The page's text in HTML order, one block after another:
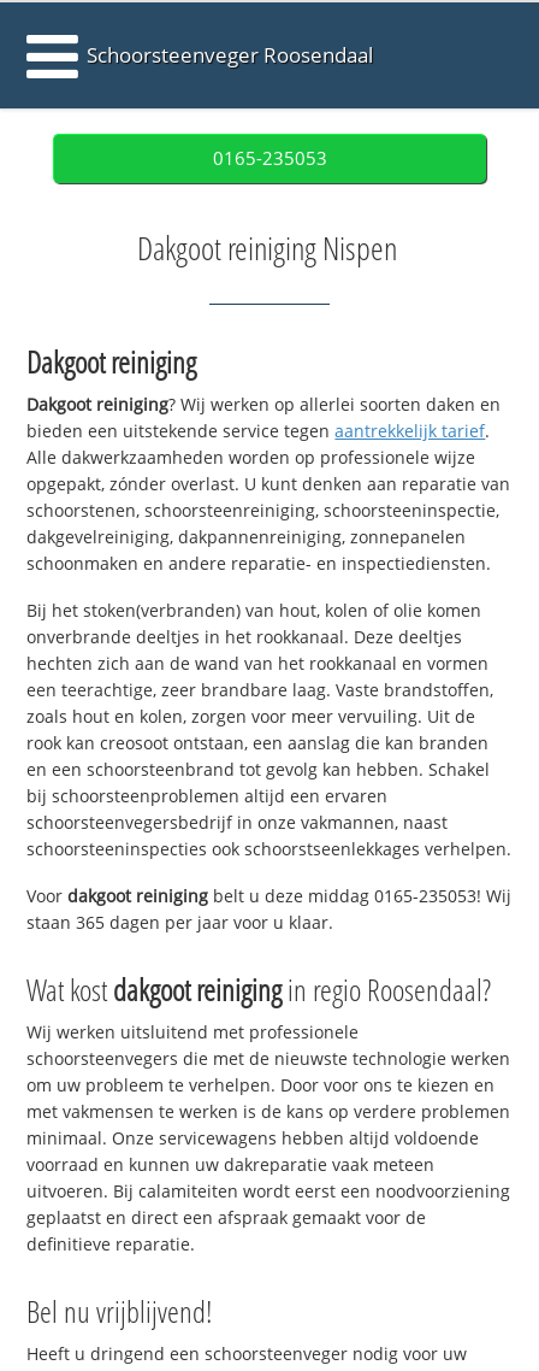
Schoorsteenveger Roosendaal
0165-235053
Dakgoot reiniging Nispen
Dakgoot reiniging
Dakgoot reiniging? Wij werken op allerlei soorten daken en
bieden een uitstekende service tegenaantrekkelijk tarief.
Alle dakwerkzaamheden worden op professionele wijze
opgepakt, zónder overlast. U kunt denken aan reparatie van
schoorstenen, schoorsteenreiniging, schoorsteeninspectie,
dakgevelreiniging, dakpannenreiniging, zonnepanelen
schoonmaken en andere reparatie- en inspectiediensten.
Bij het stoken(verbranden) van hout, kolen of olie komen
onverbrande deeltjes in het rookkanaal. Deze deeltjes
hechten zich aan de wand van het rookkanaal en vormen
een teerachtige, zeer brandbare laag. Vaste brandstoffen,
zoals hout en kolen, zorgen voor meer vervuiling. Uit de
rook kan creosoot ontstaan, een aanslag die kan branden
en een schoorsteenbrand tot gevolg kan hebben. Schakel
bij schoorsteenproblemen altijd een ervaren
schoorsteenvegersbedrijf in onze vakmannen, naast
schoorsteeninspecties ook schoorstseenlekkages verhelpen.
Voordakgoot reiniging belt u deze middag 0165-235053! Wij
staan 365 dagen per jaar voor u klaar.
Wat kostdakgoot reinigingin regio Roosendaal?
Wij werken uitsluitend met professionele
schoorsteenvegers die met de nieuwste technologie werken
om uw probleem te verhelpen. Door voor ons te kiezen en
met vakmensen te werken is de kans op verdere problemen
minimaal. Onze servicewagens hebben altijd voldoende
voorraad en kunnen uw dakreparatie vaak meteen
uitvoeren. Bij calamiteiten wordt eerst een noodvoorziening
geplaatst en direct een afspraak gemaakt voor de
definitieve reparatie.
Bel nu vrijblijvend!
Heeft u dringend een schoorsteenveger nodig voor uw